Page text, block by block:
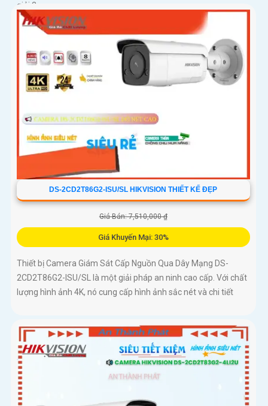
giải 2
DS-2CD2T86G2-ISU/SL HIKVISION THIẾT KẾ ĐẸP
Giá Bán: 7,510,000 ₫
Giá Khuyến Mại: 30%
Thiết bị Camera Giám Sát Cấp Nguồn Qua Dây Mạng DS-
2CD2T86G2-ISU/SL là một giải pháp an ninh cao cấp. Với chất
lượng hình ảnh 4K, nó cung cấp hình ảnh sắc nét và chi tiết